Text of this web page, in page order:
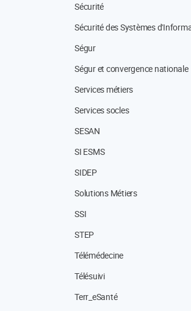
Sécurité
Sécurité des Systèmes
Ségur
Ségur et convergence nationale
Services métiers
Services socles
SESAN
SI ESMS
SIDEP
Solutions Métiers
SSI
STEP
Télémédecine
Télésuivi
Terr_eSanté